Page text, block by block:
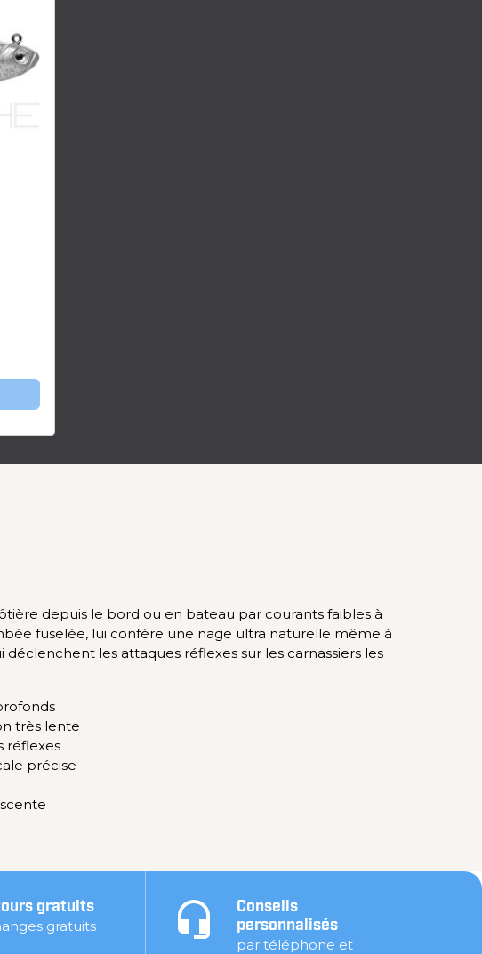
depuis le bord ou en bateau par courants faibles à
fuselée, lui confère une nage ultra naturelle même à
les attaques réflexes sur les carnassiers les
très lente
réflexes
précise
gratuits
gratuits
Conseils
personnalisés
par téléphone et